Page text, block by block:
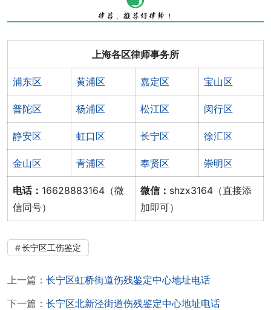
上海各区律师事务所
浦东区 黄浦区 嘉定区 宝山区
普陀区 杨浦区 松江区 闵行区
静安区 虹口区 长宁区 徐汇区
金山区 青浦区 奉贤区 崇明区
电话： 16628883164（微
信同号）
微信： shzx3164（直接添
加即可）
长宁区工伤鉴定
上一篇： 长宁区虹桥街道伤残鉴定中心地址电话
下一篇： 长宁区北新泾街道伤残鉴定中心地址电话